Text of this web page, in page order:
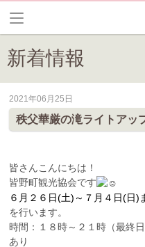
新着情報
皆野町のイベントやお祭り、
2021年06月25日
秩父華厳の滝ライトアッ
皆さんこんにちは！
皆野町観光協会です
６月２６日(土)～ ７月４日(日)
を行います。
時間：１８時～２１時（最終
あり